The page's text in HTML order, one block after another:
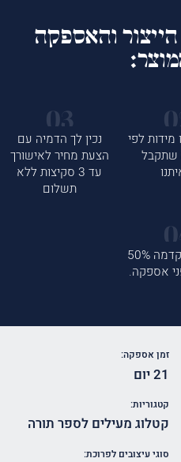
והאספקה
מידות לפי
שתקבל
נכין לך הדמיה עם
הצעת מחיר לאישורך
עד 3 סקיצות ללא
תשלום
תשלום מקדמה 50%
אספקה.
זמן אספקה:
21 יום
קטגוריות:
קטלוג מעילים לספר תורה
סוגי עיצובים לפרוכת: